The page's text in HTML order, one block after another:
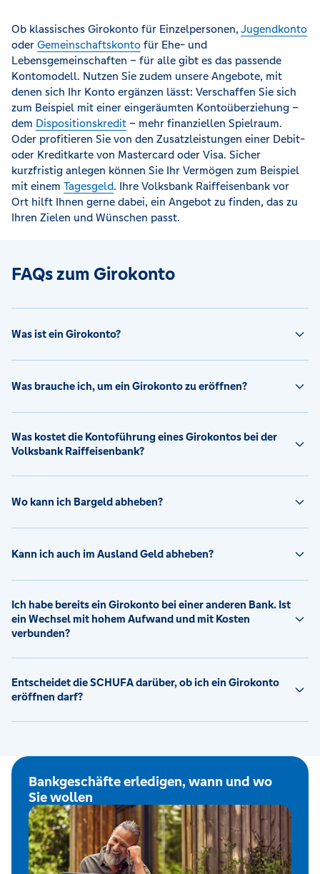
Ob klassisches Girokonto für Einzelpersonen, Jugendkonto
oder Gemeinschaftskonto für Ehe- und
Lebensgemeinschaften – für alle gibt es das passende
Kontomodell. Nutzen Sie zudem unsere Angebote, mit
denen sich Ihr Konto ergänzen lässt: Verschaffen Sie sich
zum Beispiel mit einer eingeräumten Kontoüberziehung –
dem Dispositionskredit – mehr finanziellen Spielraum.
Oder profitieren Sie von den Zusatzleistungen einer Debit-
oder Kreditkarte von Mastercard oder Visa. Sicher
kurzfristig anlegen können Sie Ihr Vermögen zum Beispiel
mit einem Tagesgeld. Ihre Volksbank Raiffeisenbank vor
Ort hilft Ihnen gerne dabei, ein Angebot zu finden, das zu
Ihren Zielen und Wünschen passt.
FAQs zum Girokonto
Was ist ein Girokonto?
Was brauche ich, um ein Girokonto zu eröffnen?
Was kostet die Kontoführung eines Girokontos bei der
Volksbank Raiffeisenbank?
Wo kann ich Bargeld abheben?
Kann ich auch im Ausland Geld abheben?
Ich habe bereits ein Girokonto bei einer anderen Bank. Ist
ein Wechsel mit hohem Aufwand und mit Kosten
verbunden?
Entscheidet die SCHUFA darüber, ob ich ein Girokonto
eröffnen darf?
Bankgeschäfte erledigen, wann und wo
Sie wollen